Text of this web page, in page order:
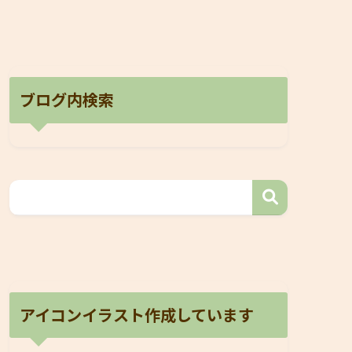
ブログ内検索
アイコンイラスト作成しています